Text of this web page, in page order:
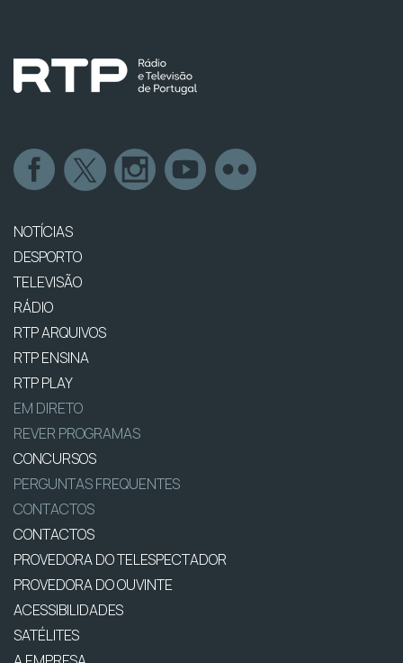
NOTÍCIAS
DESPORTO
TELEVISÃO
RÁDIO
RTP ARQUIVOS
RTP ENSINA
RTP PLAY
EM DIRETO
REVER PROGRAMAS
CONCURSOS
PERGUNTAS FREQUENTES
CONTACTOS
CONTACTOS
PROVEDORA DO TELESPECTADOR
PROVEDORA DO OUVINTE
ACESSIBILIDADES
SATÉLITES